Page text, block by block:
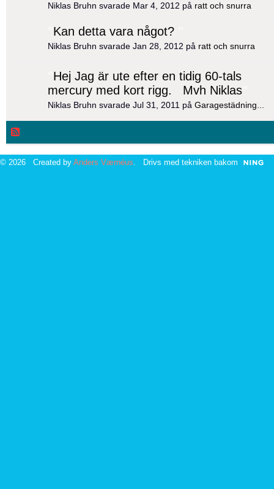
Niklas Bruhn svarade Mar 4, 2012 på ratt och snurra
Kan detta vara något?
Niklas Bruhn svarade Jan 28, 2012 på ratt och snurra
Hej Jag är ute efter en tidig 60-tals
mercury med kort rigg. Mvh Niklas
Niklas Bruhn svarade Jul 31, 2011 på Garagestädning...
© 2026 Created by Anders Værnéus . Drivs med tekniken bakom